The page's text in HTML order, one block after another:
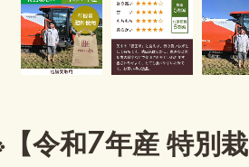
令和7年産 特別栽